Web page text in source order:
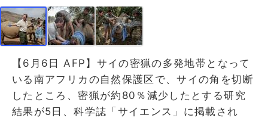
【6月6日 AFP】サイの密猟の多発地帯となって
いる南アフリカの自然保護区で、サイの角を切断
したところ、密猟が約80％減少したとする研究
結果が5日、科学誌「サイエンス」に掲載され